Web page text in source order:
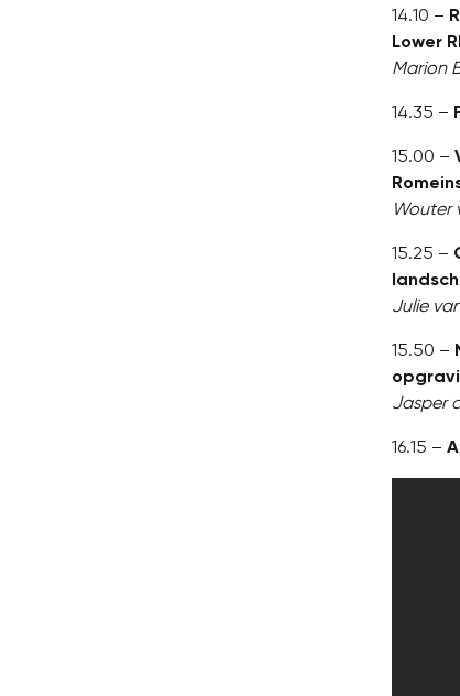
14.10 –
Lower
Marion
14.35 –
15.00 –
Wouter
15.25 –
Julie
15.50 –
Jasper
16.15 –